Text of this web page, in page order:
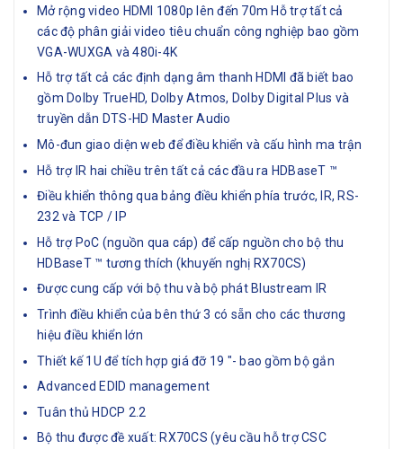
Mở rộng video HDMI 1080p lên đến 70m Hỗ trợ tất cả
các độ phân giải video tiêu chuẩn công nghiệp bao gồm
VGA-WUXGA và 480i-4K
Hỗ trợ tất cả các định dạng âm thanh HDMI đã biết bao
gồm Dolby TrueHD, Dolby Atmos, Dolby Digital Plus và
truyền dẫn DTS-HD Master Audio
Mô-đun giao diện web để điều khiển và cấu hình ma trận
Hỗ trợ IR hai chiều trên tất cả các đầu ra HDBaseT ™
Điều khiển thông qua bảng điều khiển phía trước, IR, RS-
232 và TCP / IP
Hỗ trợ PoC (nguồn qua cáp) để cấp nguồn cho bộ thu
HDBaseT ™ tương thích (khuyến nghị RX70CS)
Được cung cấp với bộ thu và bộ phát Blustream IR
Trình điều khiển của bên thứ 3 có sẵn cho các thương
hiệu điều khiển lớn
Thiết kế 1U để tích hợp giá đỡ 19 "- bao gồm bộ gắn
Advanced EDID management
Tuân thủ HDCP 2.2
Bộ thu được đề xuất: RX70CS (yêu cầu hỗ trợ CSC